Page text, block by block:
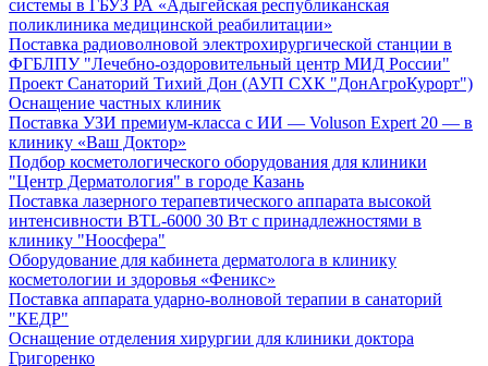
системы в ГБУЗ РА «Адыгейская республиканская
поликлиника медицинской реабилитации»
Поставка радиоволновой электрохирургической станции в
ФГБЛПУ "Лечебно-оздоровительный центр МИД России"
Проект Санаторий Тихий Дон (АУП СХК "ДонАгроКурорт")
Оснащение частных клиник
Поставка УЗИ премиум-класса с ИИ — Voluson Expert 20 — в
клинику «Ваш Доктор»
Подбор косметологического оборудования для клиники
"Центр Дерматология" в городе Казань
Поставка лазерного терапевтического аппарата высокой
интенсивности BTL-6000 30 Вт с принадлежностями в
клинику "Ноосфера"
Оборудование для кабинета дерматолога в клинику
косметологии и здоровья «Феникс»
Поставка аппарата ударно-волновой терапии в санаторий
"КЕДР"
Оснащение отделения хирургии для клиники доктора
Григоренко